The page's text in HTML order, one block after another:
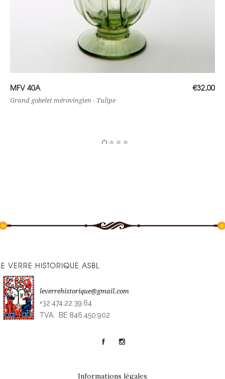
Ajouter au panier
MFV 40A €32,00
Grand gobelet mérovingien - Tulipe
VERRE HISTORIQUE ASBL
leverrehistorique@gmail.com
+32.474.22.39.64
TVA: BE 846.450.902
Informations légales